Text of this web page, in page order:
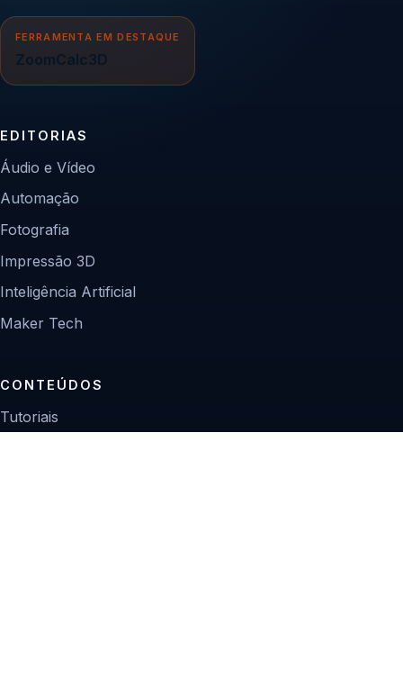
FERRAMENTA EM DESTAQUE
ZoomCalc3D
EDITORIAS
Áudio e Vídeo
Automação
Fotografia
Impressão 3D
Inteligência Artificial
Maker Tech
CONTEÚDOS
Tutoriais